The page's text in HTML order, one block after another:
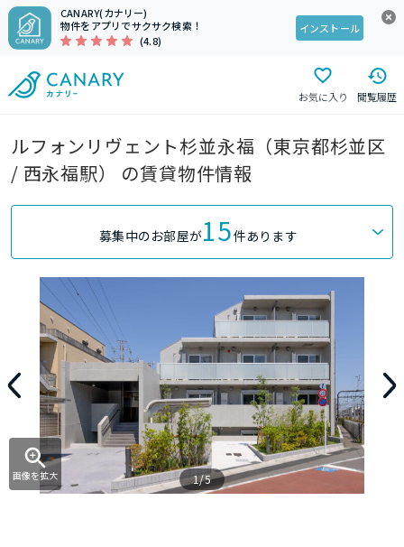
CANARY(カナリー)
物件をアプリでサクサク検索！
(4.8)
インストール
お気に入り 閲覧履歴
ルフォンリヴェント杉並永福（東京都杉並区
/ 西永福駅） の賃貸物件情報
募集中のお部屋が15件あります
画像を拡大 1/5